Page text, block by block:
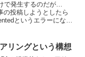
で発生するのだが…
の投稿しようとしたら
というエラーになっ
ないメソッドでのア
リングという構想